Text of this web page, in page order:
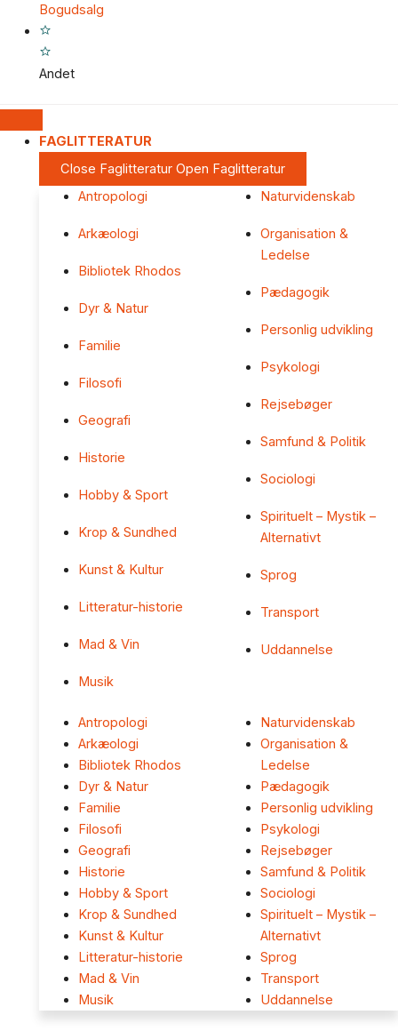
Bogudsalg
Andet
FAGLITTERATUR
Close Faglitteratur Open Faglitteratur
Antropologi
Arkæologi
Bibliotek Rhodos
Dyr & Natur
Familie
Filosofi
Geografi
Historie
Hobby & Sport
Krop & Sundhed
Kunst & Kultur
Litteratur-historie
Mad & Vin
Musik
Naturvidenskab
Organisation &
Ledelse
Pædagogik
Personlig udvikling
Psykologi
Rejsebøger
Samfund & Politik
Sociologi
Spirituelt – Mystik –
Alternativt
Sprog
Transport
Uddannelse
Antropologi
Arkæologi
Bibliotek Rhodos
Dyr & Natur
Familie
Filosofi
Geografi
Historie
Hobby & Sport
Krop & Sundhed
Kunst & Kultur
Litteratur-historie
Mad & Vin
Musik
Naturvidenskab
Organisation &
Ledelse
Pædagogik
Personlig udvikling
Psykologi
Rejsebøger
Samfund & Politik
Sociologi
Spirituelt – Mystik –
Alternativt
Sprog
Transport
Uddannelse